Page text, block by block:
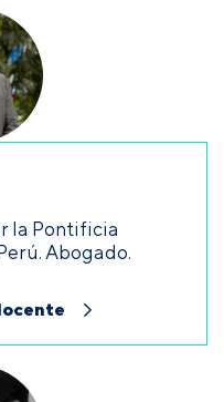
la Pontificia
Abogado.